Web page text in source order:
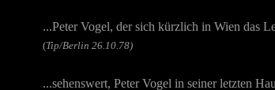
...Peter Vogel, der sich kürzlich in Wien das
(Tip/Berlin 26.10.78)
...sehenswert, Peter Vogel in seiner letzten